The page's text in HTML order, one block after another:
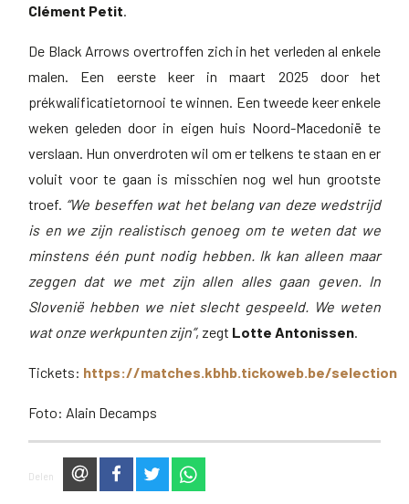
Clément Petit.
De Black Arrows overtroffen zich in het verleden al enkele
malen. Een eerste keer in maart 2025 door het
prékwalificatietornooi te winnen. Een tweede keer enkele
weken geleden door in eigen huis Noord-Macedonië te
verslaan. Hun onverdroten wil om er telkens te staan en er
voluit voor te gaan is misschien nog wel hun grootste
troef. “We beseffen wat het belang van deze wedstrijd
is en we zijn realistisch genoeg om te weten dat we
minstens één punt nodig hebben. Ik kan alleen maar
zeggen dat we met zijn allen alles gaan geven. In
Slovenië hebben we niet slecht gespeeld. We weten
wat onze werkpunten zijn”, zegt Lotte Antonissen.
Tickets: https://matches.kbhb.tickoweb.be/selection
Foto: Alain Decamps
Delen via e-mailop Facebook
op Twittervia WhatsApp